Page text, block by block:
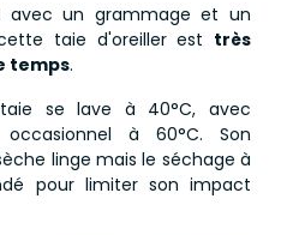
avec un grammage et un
taie d'oreiller est très
temps.
se lave à 40°C, avec
à 60°C. Son
linge mais le séchage à
pour limiter son impact